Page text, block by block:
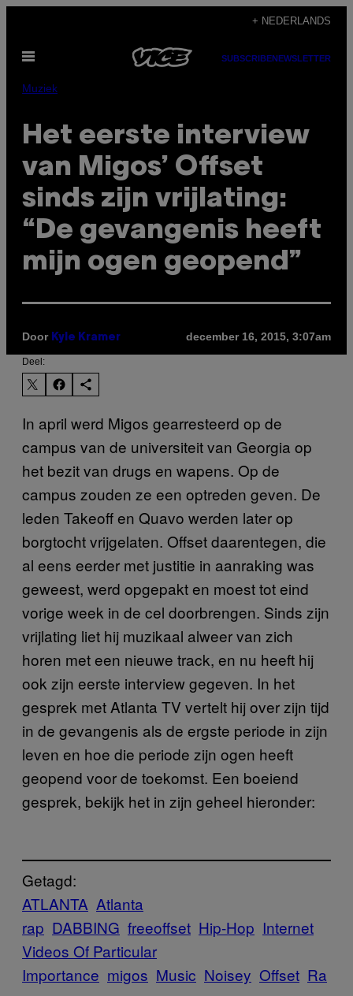
de
inhoud
+ NEDERLANDS
Open
SUBSCRIBENEWSLETTER
Muziek
Het eerste interview
van Migos’ Offset
sinds zijn vrijlating:
“De gevangenis heeft
mijn ogen geopend”
Door Kyle Kramer december 16, 2015, 3:07am
Deel:
In april werd Migos gearresteerd op de
campus van de universiteit van Georgia op
het bezit van drugs en wapens. Op de
campus zouden ze een optreden geven. De
leden Takeoff en Quavo werden later op
borgtocht vrijgelaten. Offset daarentegen, die
al eens eerder met justitie in aanraking was
geweest, werd opgepakt en moest tot eind
vorige week in de cel doorbrengen. Sinds zijn
vrijlating liet hij muzikaal alweer van zich
horen met een nieuwe track, en nu heeft hij
ook zijn eerste interview gegeven. In het
gesprek met Atlanta TV vertelt hij over zijn tijd
in de gevangenis als de ergste periode in zijn
leven en hoe die periode zijn ogen heeft
geopend voor de toekomst. Een boeiend
gesprek, bekijk het in zijn geheel hieronder:
Getagd:
ATLANTA Atlanta
rap DABBING freeoffset Hip-Hop Internet
Videos Of Particular
Importance migos Music Noisey Offset Ra